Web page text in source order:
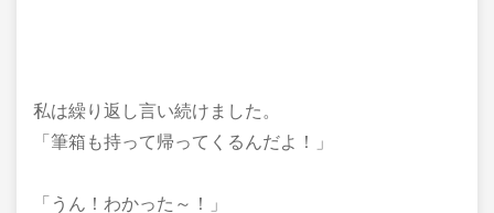
私は繰り返し言い続けました。
「筆箱も持って帰ってくるんだよ！」
「うん！わかった～！」